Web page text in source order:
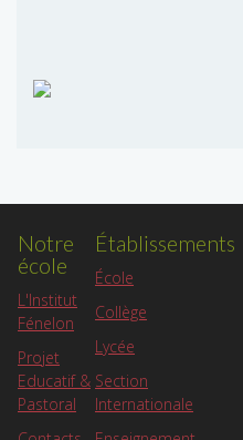
Notre
école
L'Institut
Fénelon
Projet
Educatif &
Pastoral
Établissements
École
Collège
Lycée
Section
Internationale